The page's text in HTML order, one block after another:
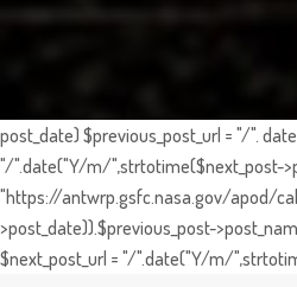
post_date) $previous_post_url = "/".
"/".date("Y/m/",strtotime($next_post-
"https://antwrp.gsfc.nasa.gov/apod/
>post_date)).$previous_post-
$next_post_url = "/".date("Y/m/